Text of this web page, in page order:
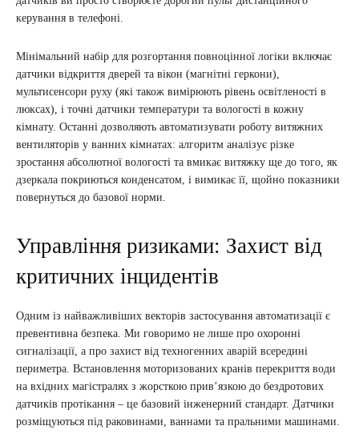
керування в телефоні.
Мінімальний набір для розгортання повноцінної логіки включає
датчики відкриття дверей та вікон (магнітні геркони),
мультисенсори руху (які також вимірюють рівень освітленості в
люксах), і точні датчики температури та вологості в кожну
кімнату. Останні дозволяють автоматизувати роботу витяжних
вентиляторів у ванних кімнатах: алгоритм аналізує різке
зростання абсолютної вологості та вмикає витяжку ще до того, як
дзеркала покриються конденсатом, і вимикає її, щойно показники
повернуться до базової норми.
Управління ризиками: Захист від
критичних інцидентів
Одним із найважливіших векторів застосування автоматизації є
превентивна безпека. Ми говоримо не лише про охоронні
сигналізації, а про захист від техногенних аварій всередині
периметра. Встановлення моторизованих кранів перекриття води
на вхідних магістралях з жорсткою прив’язкою до бездротових
датчиків протікання – це базовий інженерний стандарт. Датчики
розміщуються під раковинами, ваннами та пральними машинами.